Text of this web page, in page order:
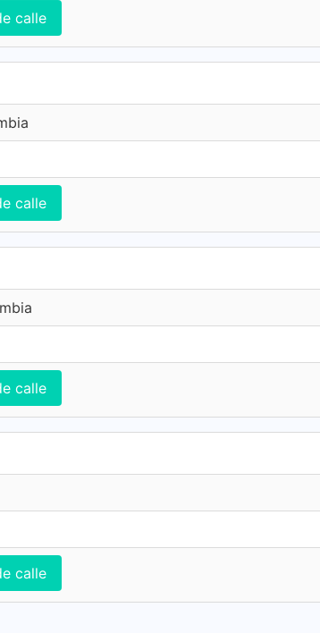
calle
calle
calle
calle